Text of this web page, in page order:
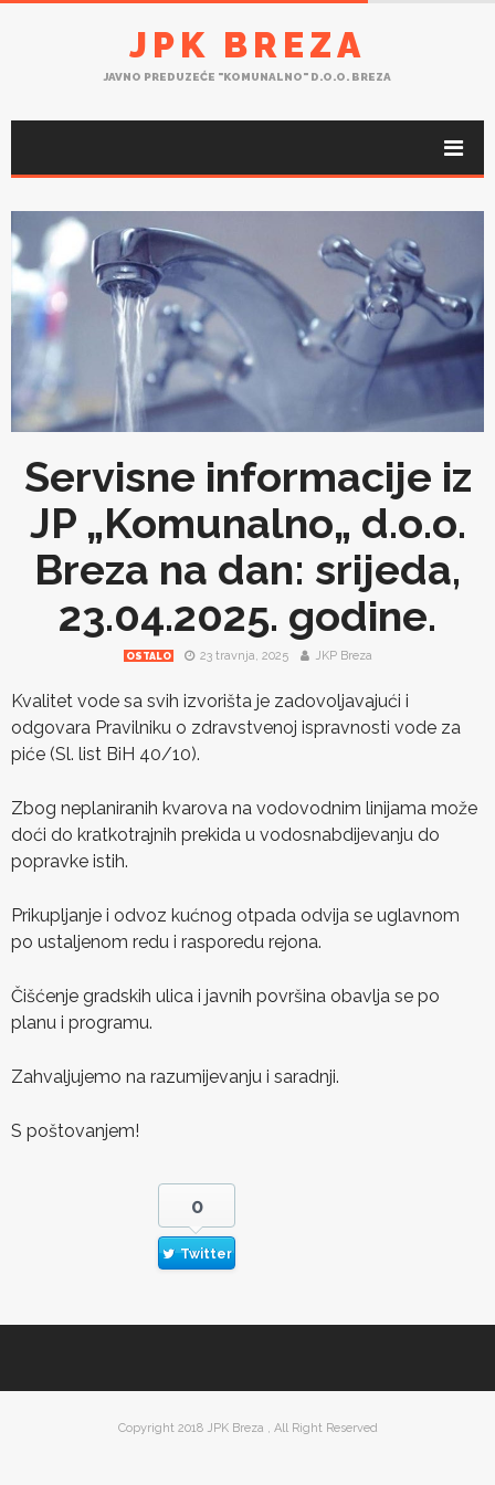
JPK BREZA
JAVNO PREDUZEĆE "KOMUNALNO" D.O.O. BREZA
Servisne informacije iz
JP „Komunalno„ d.o.o.
Breza na dan: srijeda,
23.04.2025. godine.
OSTALO 23 travnja, 2025 JKP Breza
Kvalitet vode sa svih izvorišta je zadovoljavajući i
odgovara Pravilniku o zdravstvenoj ispravnosti vode za
piće (Sl. list BiH 40/10).
Zbog neplaniranih kvarova na vodovodnim linijama može
doći do kratkotrajnih prekida u vodosnabdijevanju do
popravke istih.
Prikupljanje i odvoz kućnog otpada odvija se uglavnom
po ustaljenom redu i rasporedu rejona.
Čišćenje gradskih ulica i javnih površina obavlja se po
planu i programu.
Zahvaljujemo na razumijevanju i saradnji.
S poštovanjem!
0
Twitter
Copyright 2018 JPK Breza , All Right Reserved